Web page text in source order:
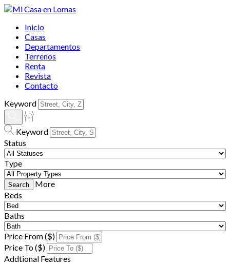
Inicio
Casas
Departamentos
Terrenos
Renta
Revista
Contacto
Keyword
Keyword
Status
Type
More
Beds
Baths
Price From ($)
Price To ($)
Addtional Features